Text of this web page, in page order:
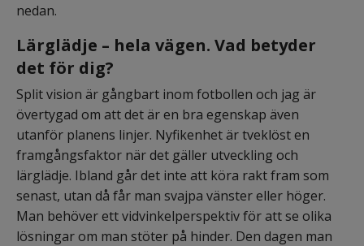
nedan.
Lärglädje – hela vägen. Vad betyder
det för dig?
Split vision är gångbart inom fotbollen och jag är
övertygad om att det är en bra egenskap även
utanför planens linjer. Nyfikenhet är tveklöst en
framgångsfaktor när det gäller utveckling och
lärglädje. Ibland går det inte att köra rakt fram som
senast, utan då får man svajpa vänster eller höger.
Man behöver ett vidvinkelperspektiv för att se olika
lösningar om man stöter på hinder. Den dagen man